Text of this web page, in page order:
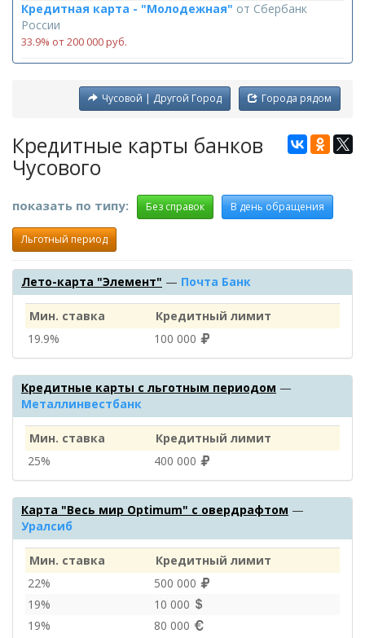
Кредитная карта - "Молодежная" от Сбербанк
России
33.9% от 200 000 руб.
Города рядом
Чусовой | Другой Город
Кредитные карты банков
Чусового
показать по типу: Без справок В день обращения
Льготный период
Лето-карта "Элемент" — Почта Банк
Мин. ставка
Кредитный лимит
19.9%
100 000
Кредитные карты с льготным периодом —
Металлинвестбанк
Мин. ставка
Кредитный лимит
25%
400 000
Карта "Весь мир Optimum" с овердрафтом —
Уралсиб
Мин. ставка
Кредитный лимит
22%
500 000
19%
10 000
19%
80 000